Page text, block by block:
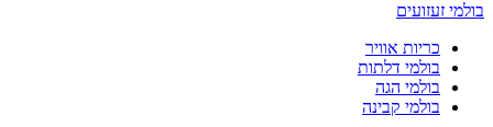
בולמי זעזועים
כריות אוויר
בולמי דלתות
בולמי הגה
בולמי קבינה